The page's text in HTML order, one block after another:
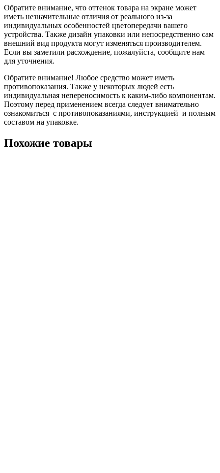
Обратите внимание, что оттенок товара на экране может
иметь незначительные отличия от реального из-за
индивидуальных особенностей цветопередачи вашего
устройства. Также дизайн упаковки или непосредственно сам
внешний вид продукта могут изменяться производителем.
Если вы заметили расхождение, пожалуйста, сообщите нам
для уточнения.
Обратите внимание! Любое средство может иметь
противопоказания. Также у некоторых людей есть
индивидуальная непереносимость к каким-либо компонентам.
Поэтому перед применением всегда следует внимательно
ознакомиться с противопоказаниями, инструкцией и полным
составом на упаковке.
Похожие товары